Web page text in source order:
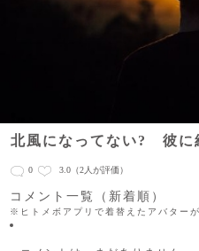
北風になってない? 彼に
0 3.0 （2人が評価）
コメント一覧（新着順）
※ヒトメボアプリで着替えたアバター